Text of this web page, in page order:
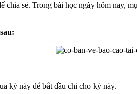
chia sẻ. Trong bài học ngày hôm nay,
kỳ này để bắt đầu chi cho kỳ này.